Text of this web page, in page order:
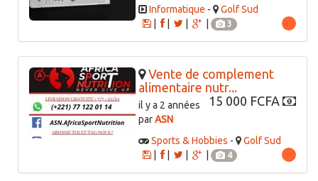
Informatique -
Golf Sud
|
3
Vente de complement
alimentaire nutr...
15 000 FCFA
il y a 2 années
parASN
Sports & Hobbies -
Golf Sud
|
4